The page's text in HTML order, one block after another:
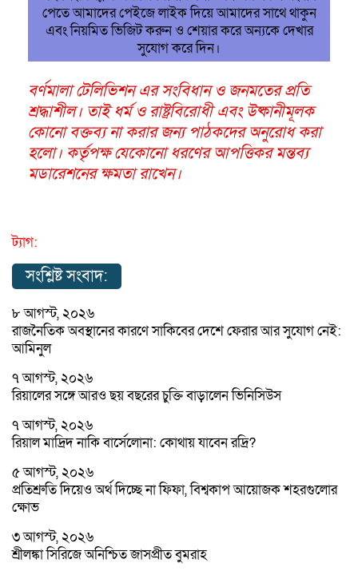
পেতে আমাদের পেইজে লাইক দিয়ে আমাদের সাথে থাকুন
এবং নিয়মিত ভিজিট করুন ও শেয়ার করে অন্যকে দেখার
সুযোগ করে দিন।
বর্ণমালা টেলিভিশন এর সংবিধান ও জনমতের প্রতি
শ্রদ্ধাশীল। তাই ধর্ম ও রাষ্ট্রবিরোধী এবং উষ্কানীমূলক
কোনো বক্তব্য না করার জন্য পাঠকদের অনুরোধ করা
হলো। কর্তৃপক্ষ যেকোনো ধরণের আপত্তিকর মন্তব্য
মডারেশনের ক্ষমতা রাখেন।
ট্যাগ:
সংশ্লিষ্ট সংবাদ:
৮ আগস্ট, ২০২৬
রাজনৈতিক অবস্থানের কারণে সাকিবের দেশে ফেরার আর সুযোগ নেই:
আমিনুল
৭ আগস্ট, ২০২৬
রিয়ালের সঙ্গে আরও ছয় বছরের চুক্তি বাড়ালেন ভিনিসিউস
৭ আগস্ট, ২০২৬
রিয়াল মাদ্রিদ নাকি বার্সেলোনা: কোথায় যাবেন রদ্রি?
৫ আগস্ট, ২০২৬
প্রতিশ্রুতি দিয়েও অর্থ দিচ্ছে না ফিফা, বিশ্বকাপ আয়োজক শহরগুলোর
ক্ষোভ
৩ আগস্ট, ২০২৬
শ্রীলঙ্কা সিরিজে অনিশ্চিত জাসপ্রীত বুমরাহ